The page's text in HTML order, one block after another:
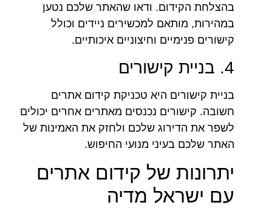
בהצלחת הקידום. ודאו שהאתר שלכם נטען
במהירות, מותאם למכשירים ניידים וכולל
קישורים פנימיים וחיצוניים איכותיים.
4. בניית קישורים
בניית קישורים היא טכניקת קידום אתרים
חשובה. קישורים נכנסים מאתרים אחרים יכולים
לשפר את הדירוג שלכם ולחזק את האמינות של
האתר שלכם בעיני מנועי החיפוש.
יתרונות של קידום אתרים
עם ישראל מדיה